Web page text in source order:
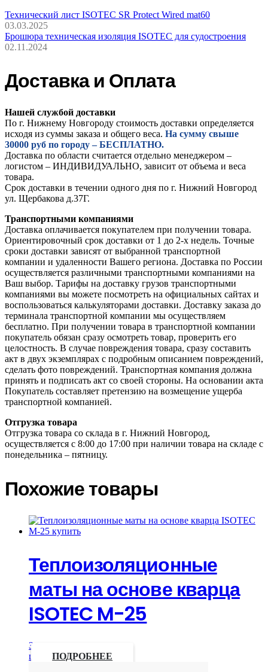
Технический лист ISOTEC SR Protect Wired mat60
03.03.2025
Брошюра техническая изоляция ISOTEC для судостроения
02.11.2024
Доставка и Оплата
Нашей службой доставки
По г. Нижнему Новгороду стоимость доставки определяется
исходя из суммы заказа и общего веса. На сумму свыше
30000 руб по городу – БЕСПЛАТНО.
Доставка по области считается отдельно менеджером –
логистом – ИНДИВИДУАЛЬНО, зависит от объема и веса
товара.
Срок доставки в течении одного дня по г. Нижний Новгород
ул. Щербакова д.37Г.
Транспортными компаниями
Доставка оплачивается покупателем при получении товара.
Ориентировочный срок доставки от 1 до 2-х недель. Точные
сроки доставки зависят от выбранной транспортной
компании и удаленности Вашего региона. Доставка по России
осуществляется различными транспортными компаниями на
Ваш выбор. Тарифы на доставку грузов транспортными
компаниями вы можете посмотреть на официальных сайтах и
воспользоваться калькуляторами доставки. Доставку заказа до
терминала транспортной компании мы осуществляем
бесплатно. При получении товара в транспортной компании
покупатель обязан сразу осмотреть товар, проверить его
целостность. В случае повреждения товара, сразу составить
акт в двух экземплярах с подробным описанием повреждений,
сделать фото повреждений. Транспортная компания должна
принять и подписать акт со своей стороны. На основании акта
Покупатель составляет претензию на возмещение ущерба
транспортной компанией.
Отгрузка товара
Отгрузка товара со склада в г. Нижний Новгород,
осуществляется с 8:00 до 17:00 при наличии товара на складе с
понедельника – пятницу.
Похожие товары
Теплоизоляционные
маты на основе кварца
ISOTEC M-25
Запросить
цену
ПОДРОБНЕЕ